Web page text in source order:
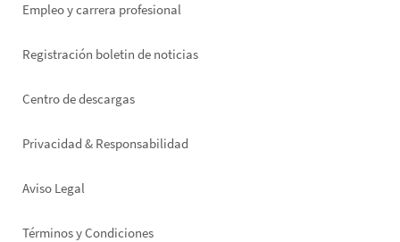
Empleo y carrera profesional
Registración boletin de noticias
Footer
Centro de descargas
Privacidad & Responsabilidad
Aviso Legal
Términos y Condiciones